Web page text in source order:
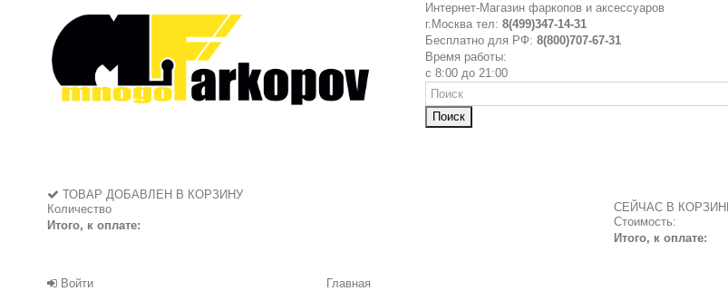
Интернет-Магазин фаркопов и аксессуаров
г.Москва тел: 8(499)347-14-31
Бесплатно для РФ: 8(800)707-67-31
Время работы:
с 8:00 до 21:00
Поиск
ТОВАР ДОБАВЛЕН В КОРЗИНУ
Количество
Итого, к оплате:
СЕЙЧАС В
Стоимость:
Итого, к оплате:
Войти
Главная